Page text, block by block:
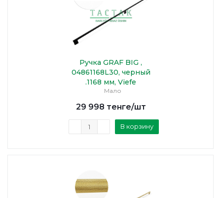
Ручка GRAF BIG ,
04861168L30, черный
.1168 мм, Viefe
Мало
29 998 тенге/шт
В корзину